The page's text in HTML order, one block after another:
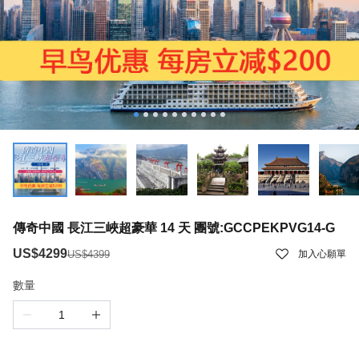
傳奇中國 長江三峽超豪華 14 天 團號:GCCPEKPVG14-G
US$4299US$4399 加入心願單
數量